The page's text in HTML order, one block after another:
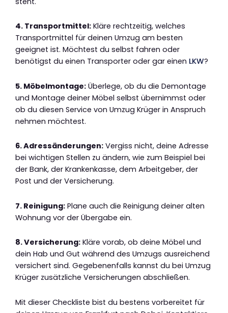
4. Transportmittel: Kläre rechtzeitig, welches
Transportmittel für deinen Umzug am besten
geeignet ist. Möchtest du selbst fahren oder
benötigst du einen Transporter oder gar einen LKW?
5. Möbelmontage: Überlege, ob du die Demontage
und Montage deiner Möbel selbst übernimmst oder
ob du diesen Service von Umzug Krüger in Anspruch
nehmen möchtest.
6. Adressänderungen: Vergiss nicht, deine Adresse
bei wichtigen Stellen zu ändern, wie zum Beispiel bei
der Bank, der Krankenkasse, dem Arbeitgeber, der
Post und der Versicherung.
7. Reinigung: Plane auch die Reinigung deiner alten
Wohnung vor der Übergabe ein.
8. Versicherung: Kläre vorab, ob deine Möbel und
dein Hab und Gut während des Umzugs ausreichend
versichert sind. Gegebenenfalls kannst du bei Umzug
Krüger zusätzliche Versicherungen abschließen.
Mit dieser Checkliste bist du bestens vorbereitet für